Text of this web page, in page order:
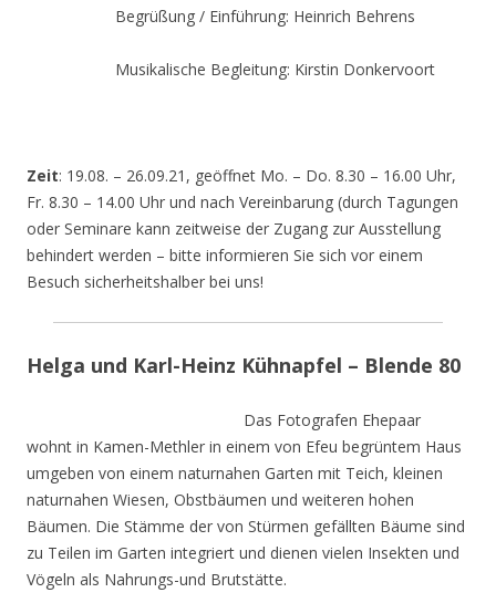
Begrüßung / Einführung: Heinrich Behrens
Musikalische Begleitung: Kirstin Donkervoort
Zeit: 19.08. – 26.09.21, geöffnet Mo. – Do. 8.30 – 16.00 Uhr,
Fr. 8.30 – 14.00 Uhr und nach Vereinbarung (durch Tagungen
oder Seminare kann zeitweise der Zugang zur Ausstellung
behindert werden – bitte informieren Sie sich vor einem
Besuch sicherheitshalber bei uns!
Helga und Karl-Heinz Kühnapfel – Blende 80
Das Fotografen Ehepaar
wohnt in Kamen-Methler in einem von Efeu begrüntem Haus
umgeben von einem naturnahen Garten mit Teich, kleinen
naturnahen Wiesen, Obstbäumen und weiteren hohen
Bäumen. Die Stämme der von Stürmen gefällten Bäume sind
zu Teilen im Garten integriert und dienen vielen Insekten und
Vögeln als Nahrungs-und Brutstätte.